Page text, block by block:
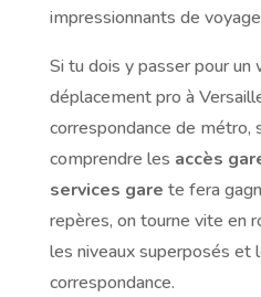
impressionnants de
Si tu dois y passer pour un
déplacement pro à
correspondance de métro,
comprendre les accès
services gare te fera
repères, on tourne vite en
les niveaux superposés et
correspondance.